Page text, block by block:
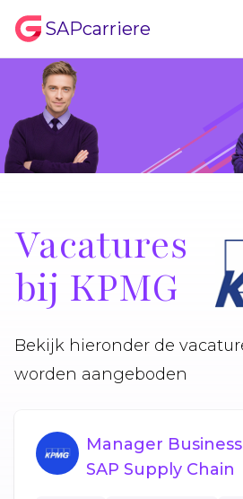
SAPcarriere
Vacatures
bij KPMG
Bekijk hieronder de
worden aangeboden
Manager
SAP Supply Chain